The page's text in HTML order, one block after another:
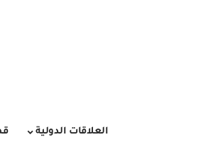
العلاقات الدولية